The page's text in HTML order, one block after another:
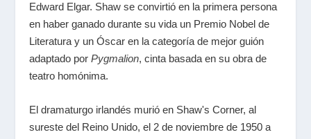
Edward Elgar. Shaw se convirtió en la primera persona
en haber ganado durante su vida un Premio Nobel de
Literatura y un Óscar en la categoría de mejor guión
adaptado porPygmalion, cinta basada en su obra de
teatro homónima.
El dramaturgo irlandés murió en Shaw's Corner, al
sureste del Reino Unido, el 2 de noviembre de 1950 a